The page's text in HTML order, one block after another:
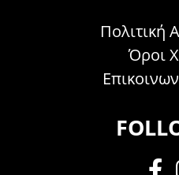
Πολιτική
Όροι